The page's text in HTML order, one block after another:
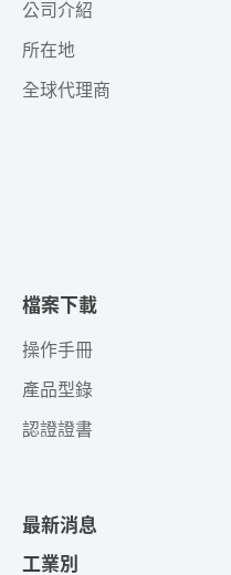
公司介紹
所在地
全球代理商
檔案下載
操作手冊
產品型錄
認證證書
最新消息
工業別